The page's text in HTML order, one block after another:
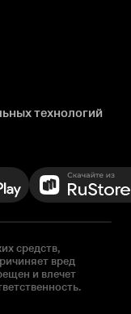
технологий
средств,
вред
и влечет